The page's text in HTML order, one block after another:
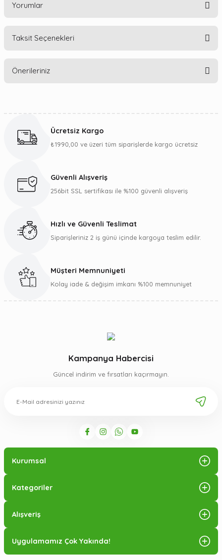
Yorumlar
Taksit Seçenekleri
Önerileriniz
Görüş ve önerileriniz için teşekkür ederiz.
Ürün bilgilerinde hatalar bulunuyor.
Gönder
Ücretsiz Kargo
₺1990,00 ve üzeri tüm siparişlerde kargo ücretsiz
Güvenli Alışveriş
256bit SSL sertifikası ile %100 güvenli alışveriş
Hızlı ve Güvenli Teslimat
Siparişleriniz 2 iş günü içinde kargoya teslim edilir.
Müşteri Memnuniyeti
Kolay iade & değişim imkanı %100 memnuniyet
Kampanya Habercisi
Güncel indirim ve fırsatları kaçırmayın.
Kurumsal
Kategoriler
Alışveriş
Uygulamamız Çok Yakında!